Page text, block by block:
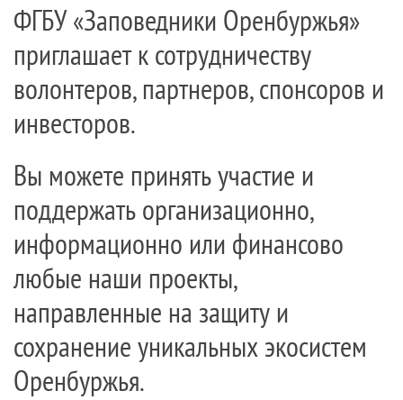
ФГБУ «Заповедники Оренбуржья»
приглашает к сотрудничеству
волонтеров, партнеров, спонсоров и
инвесторов.
Вы можете принять участие и
поддержать организационно,
информационно или финансово
любые наши проекты,
направленные на защиту и
сохранение уникальных экосистем
Оренбуржья.